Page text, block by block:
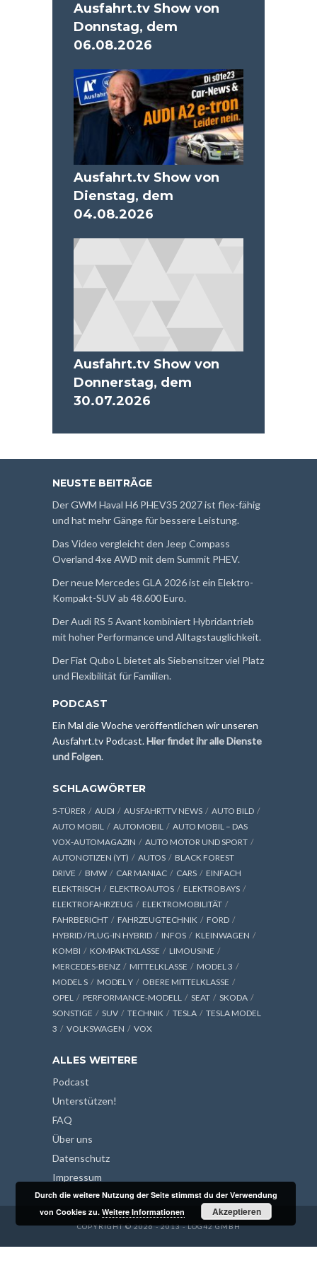
Ausfahrt.tv Show von
Donnstag, dem
06.08.2026
Ausfahrt.tv Show von
Dienstag, dem
04.08.2026
Ausfahrt.tv Show von
Donnerstag, dem
30.07.2026
NEUSTE BEITRÄGE
Der GWM Haval H6 PHEV35 2027 ist flex-fähig
und hat mehr Gänge für bessere Leistung.
Das Video vergleicht den Jeep Compass
Overland 4xe AWD mit dem Summit PHEV.
Der neue Mercedes GLA 2026 ist ein Elektro-
Kompakt-SUV ab 48.600 Euro.
Der Audi RS 5 Avant kombiniert Hybridantrieb
mit hoher Performance und Alltagstauglichkeit.
Der Fiat Qubo L bietet als Siebensitzer viel Platz
und Flexibilität für Familien.
PODCAST
Ein Mal die Woche veröffentlichen wir unseren
Ausfahrt.tv Podcast.Hier findet ihr alle Dienste
und Folgen.
SCHLAGWÖRTER
5-TÜRER AUDI AUSFAHRTTV NEWS
AUTO BILD
AUTO MOBIL
AUTOMOBIL
AUTO MOBIL – DAS
VOX-AUTOMAGAZIN
AUTO MOTOR UND SPORT
AUTONOTIZEN (YT)
AUTOS
BLACK FOREST
DRIVE
BMW CAR MANIAC CARS
EINFACH
ELEKTRISCH
ELEKTROAUTOS
ELEKTROBAYS
ELEKTROFAHRZEUG
ELEKTROMOBILITÄT
FAHRBERICHT
FAHRZEUGTECHNIK
FORD
HYBRID / PLUG-IN HYBRID
INFOS
KLEINWAGEN
KOMBI
KOMPAKTKLASSE
LIMOUSINE
MERCEDES-BENZ
MITTELKLASSE
MODEL 3
MODEL S
MODEL Y
OBERE MITTELKLASSE
OPEL
PERFORMANCE-MODELL SEAT
SKODA
SONSTIGE
SUV TECHNIK TESLA
TESLA MODEL
3
VOLKSWAGEN VOX
ALLES WEITERE
Podcast
Unterstützen!
FAQ
Über uns
Datenschutz
Impressum
COPYRIGHT © 2026 - 2013 - LOG42 GMBH
Durch die weitere Nutzung der Seite stimmst du der Verwendung
von Cookies zu.Weitere Informationen Akzeptieren